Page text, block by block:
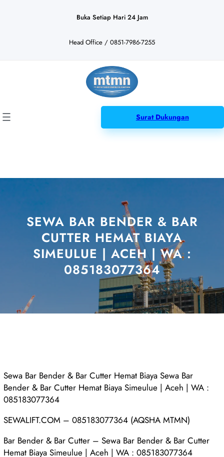
Buka Setiap Hari 24 Jam
Head Office / 0851-7986-7255
Surat Dukungan
SEWA BAR BENDER & BAR
CUTTER HEMAT BIAYA
SIMEULUE | ACEH | WA :
085183077364
Sewa Bar Bender & Bar Cutter Hemat Biaya Sewa Bar
Bender & Bar Cutter Hemat Biaya Simeulue | Aceh | WA :
085183077364
SEWALIFT.COM – 085183077364 (AQSHA MTMN)
Bar Bender & Bar Cutter – Sewa Bar Bender & Bar Cutter
Hemat Biaya Simeulue | Aceh | WA : 085183077364